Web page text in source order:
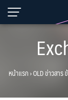
Skip
หน้าแรก›OLD ข่าวสาร